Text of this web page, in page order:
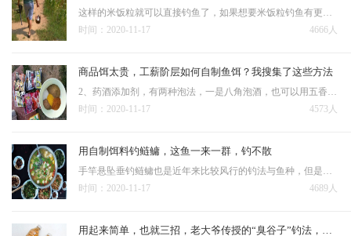
这样的米饭粒就可以直接钓鱼了，如果想要米饭粒钓鱼有更好的效果，最好做一些处理。 这样既干净又省事，而且米饭不粘手、上述经过处理的米饭粒，因为黏着面粉或者是麦麸又能够起到雾化作用，能够起到诱诱鱼…
4666人
时间：2020-11-17
商品饵太贵，工薪阶层如何自制鱼饵？我搜集了这些方法
2、药酒添加剂，有两种泡法，一是八角泡酒，也可以用五香粉但五香粉中桂皮的分量比八角重，没有前者好用；二是用甜酒，最好是用粘米酿制的。 鱼饵经济方便的还是自己配的好，最好是越简便越好，其实鱼在水库里的…
4573人
时间：2020-11-17
用自制饵料钓鲢鳙，这鱼一来一群，钓不散
手竿悬坠垂钓鲢鳙也是近年来比较风行的钓法与鱼种，但是常常遇到一个问题就是几乎所有的常规鲢鳙饵都烧手，明显感觉用完之后，发干，蜕皮。 出钓时，剥几瓣鲜嫩的大蒜（视用饵量多少可增减蒜量），捣成蒜泥，…
4689人
时间：2020-11-17
用起来简单，也就三招，老大爷传授的“臭谷子”钓法，专攻大鲤鱼